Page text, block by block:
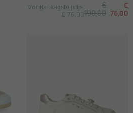
Vorige laagste prijs:
€ 76,00
€
190,00
€
76,00